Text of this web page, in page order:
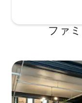
ファ